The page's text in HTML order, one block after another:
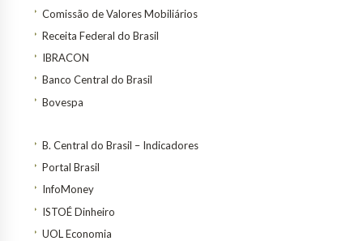
Comissão de Valores Mobiliários
Receita Federal do Brasil
IBRACON
Banco Central do Brasil
Bovespa
B. Central do Brasil – Indicadores
Portal Brasil
InfoMoney
ISTOÉ Dinheiro
UOL Economia